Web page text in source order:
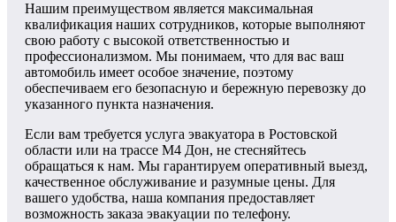
Нашим преимуществом является максимальная
квалификация наших сотрудников, которые выполняют
свою работу с высокой ответственностью и
профессионализмом. Мы понимаем, что для вас ваш
автомобиль имеет особое значение, поэтому
обеспечиваем его безопасную и бережную перевозку до
указанного пункта назначения.
Если вам требуется услуга эвакуатора в Ростовской
области или на трассе М4 Дон, не стесняйтесь
обращаться к нам. Мы гарантируем оперативный выезд,
качественное обслуживание и разумные цены. Для
вашего удобства, наша компания предоставляет
возможность заказа эвакуации по телефону.